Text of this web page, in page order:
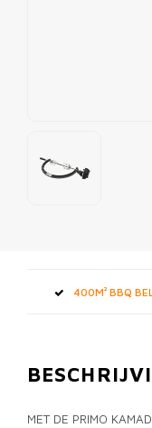
400M² BBQ
MET DE PRIMO